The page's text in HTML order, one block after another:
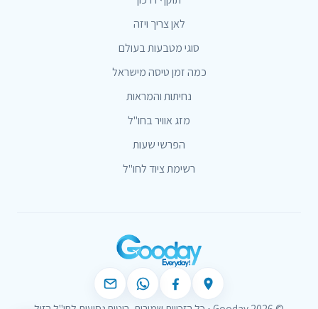
לאן צריך ויזה
סוגי מטבעות בעולם
כמה זמן טיסה מישראל
נחיתות והמראות
מזג אוויר בחו"ל
הפרשי שעות
רשימת ציוד לחו"ל